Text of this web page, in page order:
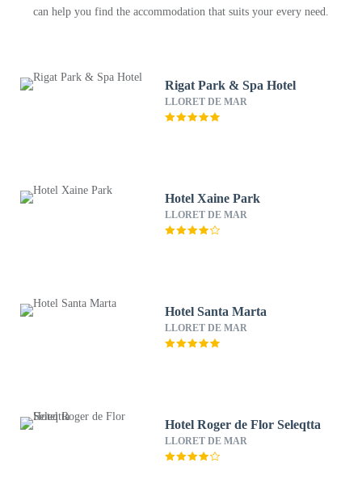
can help you find the accommodation that suits your every need.
Rigat Park & Spa Hotel
LLORET DE MAR
Hotel Xaine Park
LLORET DE MAR
Hotel Santa Marta
LLORET DE MAR
Hotel Roger de Flor Seleqtta
LLORET DE MAR